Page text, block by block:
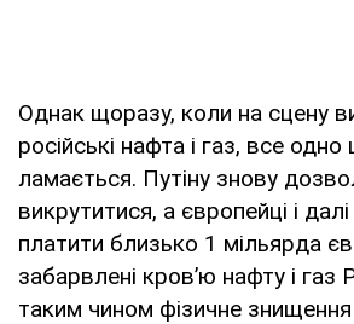
Однак щоразу, коли на сцену
російські нафта і газ, все
ламається. Путіну знову
викрутитися, а європейці і
платити близько 1 мільярда
забарвлені кров’ю нафту і газ
таким чином фізичне знищення